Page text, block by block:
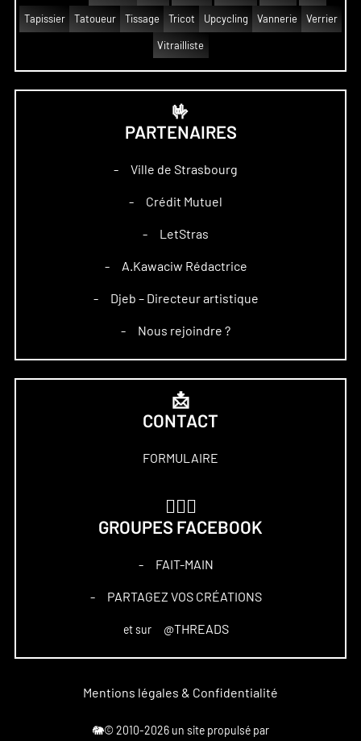
Tapissier Tatoueur Tissage Tricot Upcycling Vannerie Verrier
Vitrailliste
🤟
PARTENAIRES
– Ville de Strasbourg
– Crédit Mutuel
– LetStras
– A.Kawaciw Rédactrice
– Djeb – Directeur artistique
– Nous rejoindre ?
📩
CONTACT
FORMULAIRE
GROUPES FACEBOOK
– FAIT-MAIN
– PARTAGEZ VOS CRÉATIONS
et sur @THREADS
Mentions légales & Confidentialité
🐘© 2010-2026 un site propulsé par